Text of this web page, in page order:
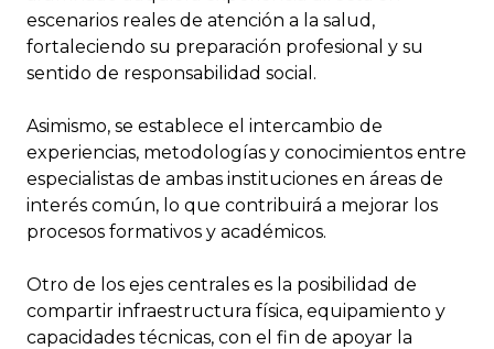
escenarios reales de atención a la salud,
fortaleciendo su preparación profesional y su
sentido de responsabilidad social.
Asimismo, se establece el intercambio de
experiencias, metodologías y conocimientos entre
especialistas de ambas instituciones en áreas de
interés común, lo que contribuirá a mejorar los
procesos formativos y académicos.
Otro de los ejes centrales es la posibilidad de
compartir infraestructura física, equipamiento y
capacidades técnicas, con el fin de apoyar la